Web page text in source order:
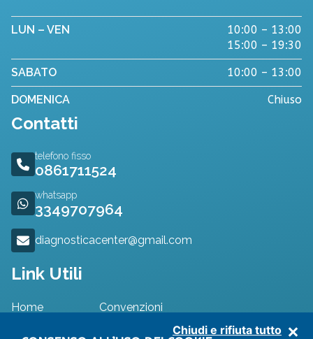
Chiudi e rifiuta tutto
LUN – VEN
10:00 – 13:00
15:00 – 19:30
SABATO 10:00 – 13:00
DOMENICA Chiuso
Contatti
telefono fisso
0861711524
whatsapp
3349707964
diagnosticacenter@gmail.com
Link Utili
Home
Approfondimenti
Convenzioni
Contatti